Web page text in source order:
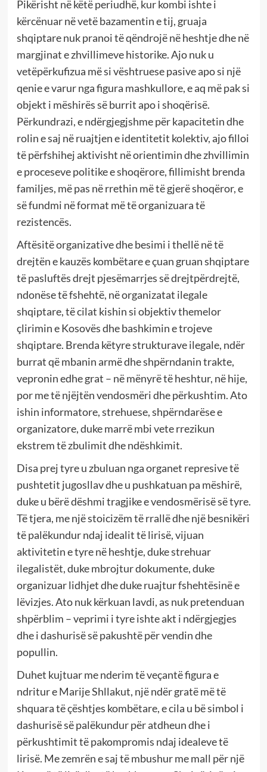
Pikërisht në këtë periudhë, kur kombi ishte i
kërcënuar në vetë bazamentin e tij, gruaja
shqiptare nuk pranoi të qëndrojë në heshtje dhe në
margjinat e zhvillimeve historike. Ajo nuk u
vetëpërkufizua më si vështruese pasive apo si një
qenie e varur nga figura mashkullore, e aq më pak si
objekt i mëshirës së burrit apo i shoqërisë.
Përkundrazi, e ndërgjegjshme për kapacitetin dhe
rolin e saj në ruajtjen e identitetit kolektiv, ajo filloi
të përfshihej aktivisht në orientimin dhe zhvillimin
e proceseve politike e shoqërore, fillimisht brenda
familjes, më pas në rrethin më të gjerë shoqëror, e
së fundmi në format më të organizuara të
rezistencës.
Aftësitë organizative dhe besimi i thellë në të
drejtën e kauzës kombëtare e çuan gruan shqiptare
të pasluftës drejt pjesëmarrjes së drejtpërdrejtë,
ndonëse të fshehtë, në organizatat ilegale
shqiptare, të cilat kishin si objektiv themelor
çlirimin e Kosovës dhe bashkimin e trojeve
shqiptare. Brenda këtyre strukturave ilegale, ndër
burrat që mbanin armë dhe shpërndanin trakte,
vepronin edhe grat – në mënyrë të heshtur, në hije,
por me të njëjtën vendosmëri dhe përkushtim. Ato
ishin informatore, strehuese, shpërndarëse e
organizatore, duke marrë mbi vete rrezikun
ekstrem të zbulimit dhe ndëshkimit.
Disa prej tyre u zbuluan nga organet represive të
pushtetit jugosllav dhe u pushkatuan pa mëshirë,
duke u bërë dëshmi tragjike e vendosmërisë së tyre.
Të tjera, me një stoicizëm të rrallë dhe një besnikëri
të palëkundur ndaj idealit të lirisë, vijuan
aktivitetin e tyre në heshtje, duke strehuar
ilegalistët, duke mbrojtur dokumente, duke
organizuar lidhjet dhe duke ruajtur fshehtësinë e
lëvizjes. Ato nuk kërkuan lavdi, as nuk pretenduan
shpërblim – veprimi i tyre ishte akt i ndërgjegjes
dhe i dashurisë së pakushtë për vendin dhe
popullin.
Duhet kujtuar me nderim të veçantë figura e
ndritur e Marije Shllakut, një ndër gratë më të
shquara të çështjes kombëtare, e cila u bë simbol i
dashurisë së palëkundur për atdheun dhe i
përkushtimit të pakompromis ndaj idealeve të
lirisë. Me zemrën e saj të mbushur me mall për një